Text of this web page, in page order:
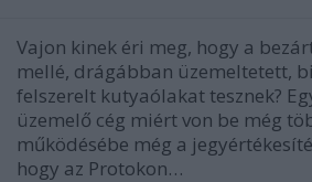
Vajon kinek éri meg, hogy a
mellé, drágábban üzemeltetett,
felszerelt kutyaólakat tesznek?
üzemelő cég miért von be még
működésébe még a
hogy az Protokon…